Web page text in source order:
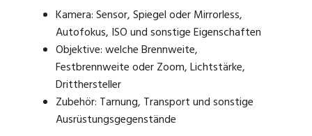
Kamera: Sensor, Spiegel oder Mirrorless,
Autofokus, ISO und sonstige Eigenschaften
Objektive: welche Brennweite,
Festbrennweite oder Zoom, Lichtstärke,
Dritthersteller
Zubehör: Tarnung, Transport und sonstige
Ausrüstungsgegenstände